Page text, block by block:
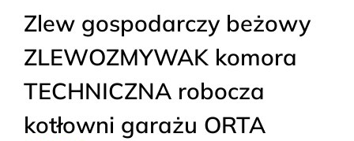
Zlew gospodarczy beżowy
ZLEWOZMYWAK komora
TECHNICZNA robocza
kotłowni garażu ORTA